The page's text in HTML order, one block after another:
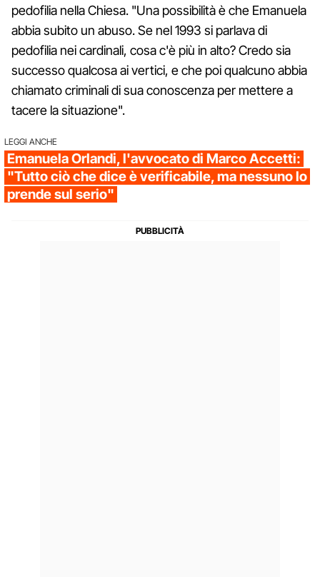
pedofilia nella Chiesa. "Una possibilità è che Emanuela
abbia subito un abuso. Se nel 1993 si parlava di
pedofilia nei cardinali, cosa c'è più in alto? Credo sia
successo qualcosa ai vertici, e che poi qualcuno abbia
chiamato criminali di sua conoscenza per mettere a
tacere la situazione".
LEGGI ANCHE
Emanuela Orlandi, l'avvocato di Marco Accetti:
"Tutto ciò che dice è verificabile, ma nessuno lo
prende sul serio"